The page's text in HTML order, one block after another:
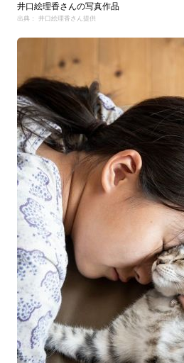
井口絵理香さんの写真作品
出典： 井口絵理香さん提供